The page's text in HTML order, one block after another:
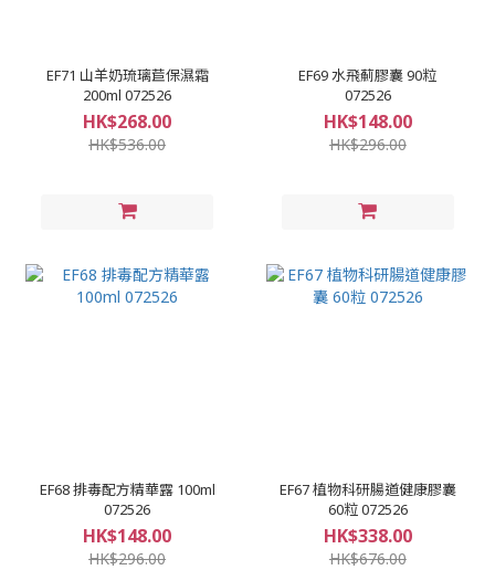
EF71 山羊奶琉璃苣保濕霜
200ml 072526
HK$268.00
HK$536.00
EF69 水飛薊膠囊 90粒
072526
HK$148.00
HK$296.00
EF68 排毒配方精華露 100ml
072526
HK$148.00
HK$296.00
EF67 植物科研腸道健康膠囊
60粒 072526
HK$338.00
HK$676.00